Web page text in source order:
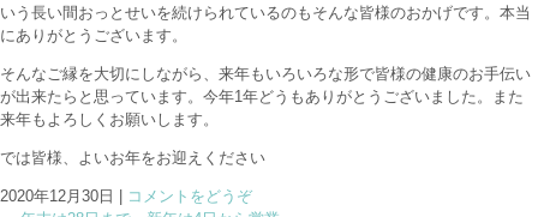
いう長い間おっとせいを続けられているのもそんな皆様のおかげです。本当
にありがとうございます。
そんなご縁を大切にしながら、来年もいろいろな形で皆様の健康のお手伝い
が出来たらと思っています。今年1年どうもありがとうございました。また
来年もよろしくお願いします。
では皆様、よいお年をお迎えください
2020年12月30日
コメントをどうぞ